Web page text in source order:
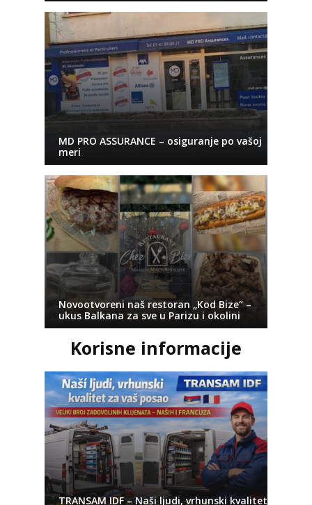
MD PRO ASSURANCE – osiguranje po vašoj
meri
Novootvoreni naš restoran „Kod Bize“ –
ukus Balkana za sve u Parizu i okolini
Korisne informacije
TRANSAM IDF – Naši ljudi, vrhunski kvalitet